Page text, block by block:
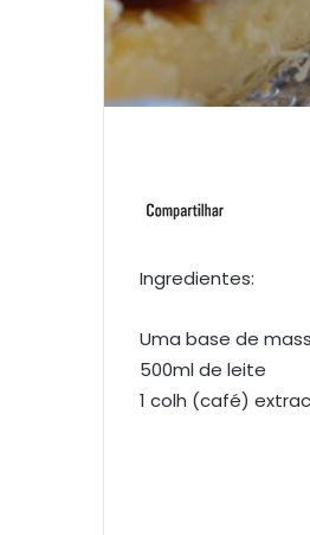
Ingredientes:
Uma base de
500ml de leite
1 colh (café)